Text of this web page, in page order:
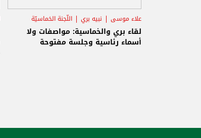
علاء موسى نبيه بري اللّجنة الخماسيّة
لقاء بري والخماسية: مواصفات ولا
أسماء رئاسية وجلسة مفتوحة